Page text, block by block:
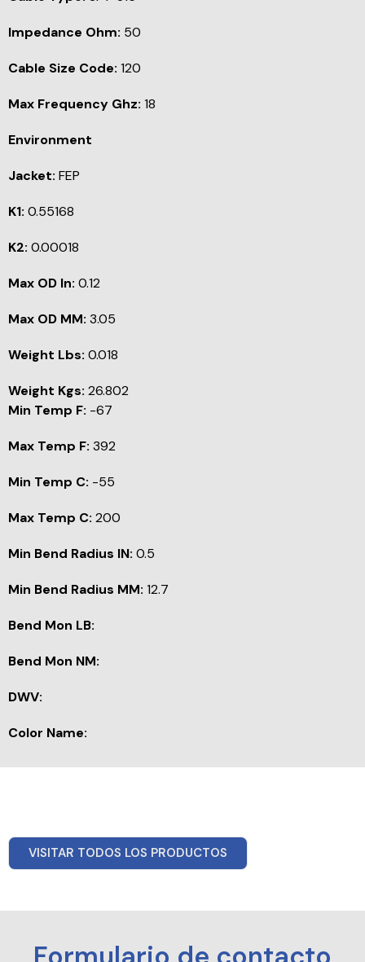
Impedance Ohm: 50
Cable Size Code: 120
Max Frequency Ghz: 18
Environment
Jacket: FEP
K1: 0.55168
K2: 0.00018
Max OD In: 0.12
Max OD MM: 3.05
Weight Lbs: 0.018
Weight Kgs: 26.802
Min Temp F: -67
Max Temp F: 392
Min Temp C: -55
Max Temp C: 200
Min Bend Radius IN: 0.5
Min Bend Radius MM: 12.7
Bend Mon LB:
Bend Mon NM:
DWV:
Color Name:
VISITAR TODOS LOS PRODUCTOS